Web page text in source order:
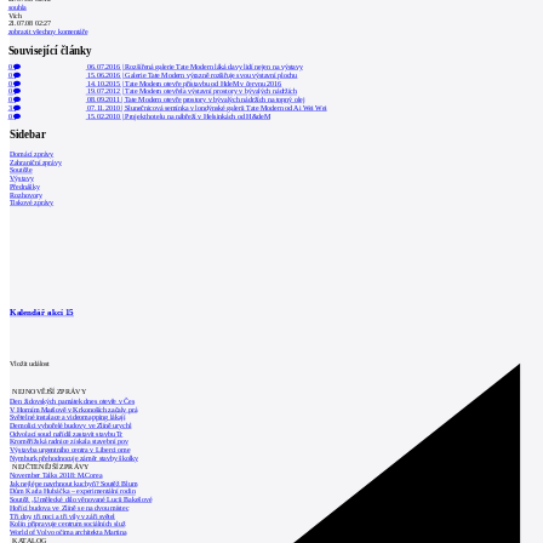
souhla
Vích
21.07.08 02:27
zobrazit všechny komentáře
Související články
0 06.07.2016 |Rozšířená galerie Tate Modern láká davy lidí nejen na výstavy
0 15.06.2016 |Galerie Tate Modern výrazně rozšiřuje svou výstavní plochu
0
14.10.2015 |Tate Modern otevře přístavbu od HdeM v červnu 2016
0
19.07.2012 |Tate Modern otevřela výstavní prostory v bývalých nádržích
0
08.09.2011 | Tate Modern otevře prostory v bývalých nádržích na topný olej
3
07.11.2010| Slunečnicová semínka v londýnské galerii Tate Modern od Ai Wei Wei
0
15.02.2010 |Projekt hotelu na nábřeží v Helsinkách od H&deM
Sidebar
Domácí zprávy
Zahraniční zprávy
Soutěže
Výstavy
Přednášky
Rozhovory
Tiskové zprávy
Kalendář akcí 15
Vložit událost
NEJNOVĚJŠÍ ZPRÁVY
Den židovských památek dnes otevře v Čes
V Horním Maršově v Krkonoších začaly prá
Světelné instalace a videomapping lákají
Demolici vyhořelé budovy ve Zlíně urychl
Odvolací soud nařídil zastavit stavbu Tr
Kroměřížská radnice získala stavební pov
Výstavba urgentního centra v Liberci ome
Nymburk přehodnocuje záměr stavby školky
NEJČTENĚJŠÍ ZPRÁVY
November Talks 2018: M.Corea
Jak nejlépe navrhnout kuchyň? Soutěž Blum
Dům Karla Hubáčka – experimentální rodin
Soutěž „Umělecké dílo věnované Lucii Bakešové
Hořící budova ve Zlíně se na dvou místec
Tři dny, tři noci a tři vily v záři světel
Kolín připravuje centrum sociálních služ
World of Volvo očima architekta Martina
KATALOG